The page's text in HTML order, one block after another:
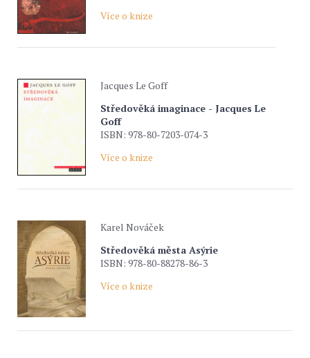
Více o knize
Jacques Le Goff
Středověká imaginace - Jacques Le
Goff
ISBN: 978-80-7203-074-3
Více o knize
Karel Nováček
Středověká města Asýrie
ISBN: 978-80-88278-86-3
Více o knize